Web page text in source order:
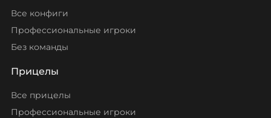
Все конфиги
Профессиональные игроки
Без команды
Прицелы
Все прицелы
Профессиональные игроки